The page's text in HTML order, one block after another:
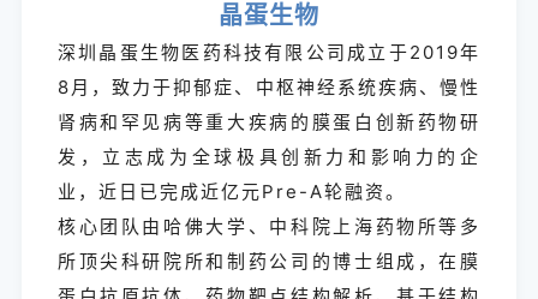
晶蛋生物
深圳晶蛋生物医药科技有限公司成立于2019年
8月，致力于抑郁症、中枢神经系统疾病、慢性
肾病和罕见病等重大疾病的膜蛋白创新药物研
发，立志成为全球极具创新力和影响力的企
业，近日已完成近亿元Pre-A轮融资。
核心团队由哈佛大学、中科院上海药物所等多
所顶尖科研院所和制药公司的博士组成，在膜